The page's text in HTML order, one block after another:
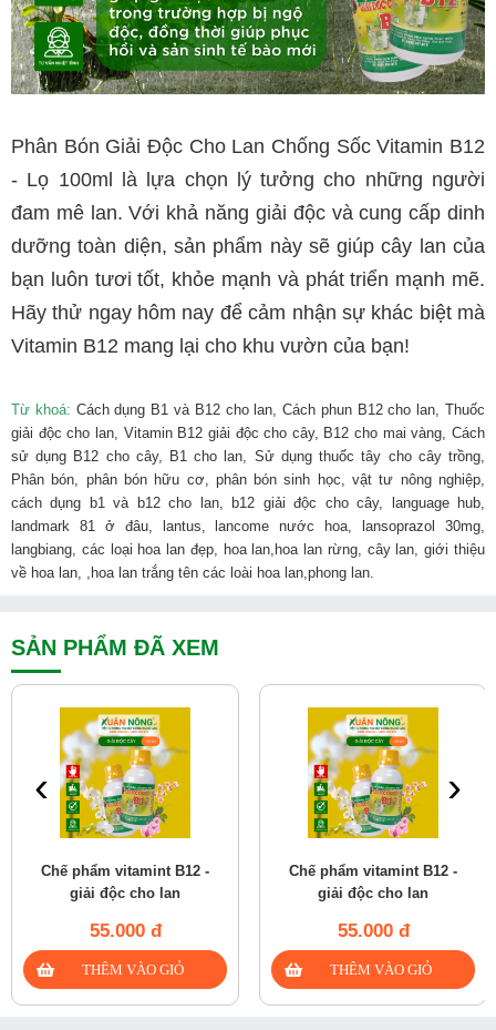
Phân Bón Giải Độc Cho Lan Chống Sốc Vitamin B12
- Lọ 100ml là lựa chọn lý tưởng cho những người
đam mê lan. Với khả năng giải độc và cung cấp dinh
dưỡng toàn diện, sản phẩm này sẽ giúp cây lan của
bạn luôn tươi tốt, khỏe mạnh và phát triển mạnh mẽ.
Hãy thử ngay hôm nay để cảm nhận sự khác biệt mà
Vitamin B12 mang lại cho khu vườn của bạn!
Từ khoá: Cách dụng B1 và B12 cho lan, Cách phun B12 cho lan, Thuốc
giải độc cho lan, Vitamin B12 giải độc cho cây, B12 cho mai vàng, Cách
sử dụng B12 cho cây, B1 cho lan, Sử dụng thuốc tây cho cây trồng,
cách dụng b1 và b12 cho lan, b12 giải độc cho cây, language hub,
landmark 81 ở đâu, lantus, lancome nước hoa, lansoprazol 30mg,
langbiang, các loại hoa lan đẹp, hoa lan,hoa lan rừng, cây lan, giới thiệu
về hoa lan, ,hoa lan trắng tên các loài hoa lan,phong lan.
SẢN PHẨM ĐÃ XEM
Chế phẩm vitamint B12 -
giải độc cho lan
55.000 đ
Chế phẩm vitamint B12 -
giải độc cho lan
55.000 đ
‹ ›